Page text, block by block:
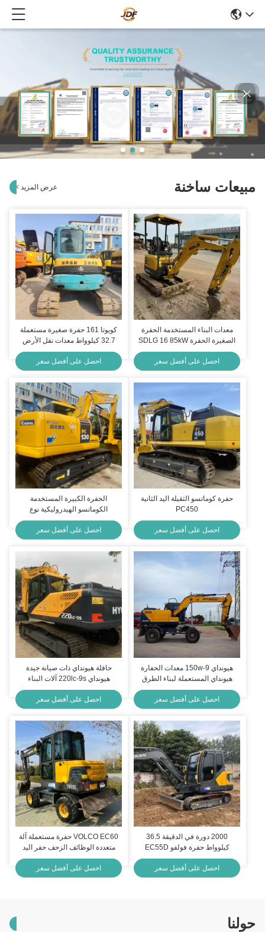
ساخنة عرض المزيد>
>
معدات البناء المستخدمة الحفرة
الصغيرة الحفرة SDLG 16 85kW
لعمل التعدين
احصل على أفضل سعر
كوبوتا 161 حفرة صغيرة مستعملة
32.7 كيلوواط معدات نقل الأرض
القديمة
احصل على أفضل سعر
حفرة كوماتسو الثقيلة اليد الثانية
PC450
احصل على أفضل سعر
الحفرة الكبيرة المستخدمة
الكوماتسو الهيدروليكية نوع
الكوماتسو PC 130
احصل على أفضل سعر
هيونداي 150w-9 معدات الحفارة
هيونداي المستعملة لبناء الطرق
احصل على أفضل سعر
حافلة هيونداي ذات صيانة جيدة
هيونداي 220lc-9s آلات البناء
22400kg
احصل على أفضل سعر
2000 دورة في الدقيقة 36.5
كيلوواط حفرة فولفو EC55D
مستعملة معدات البناء
احصل على أفضل سعر
VOLCO EC60 حفرة مستعملة آلة
متعددة الوظائف الزحف حفر اليد
الثانية
احصل على أفضل سعر